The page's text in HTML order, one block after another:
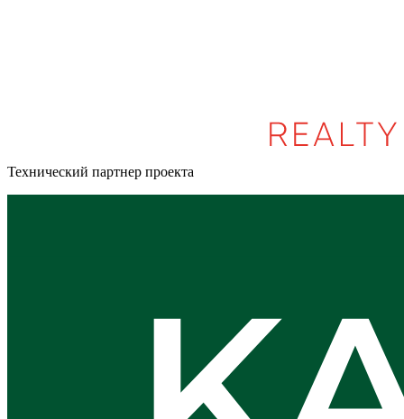
Технический партнер проекта